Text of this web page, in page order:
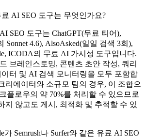
AI SEO 도구는 무엇인가요?
SEO 도구는 ChatGPT(무료 티어),
Sonnet 4.6), AlsoAsked(일일 검색 3회),
ICODA의 무료 AI 가시성 도구입니다.
브레인스토밍, 콘텐츠 초안 작성, 쿼리
터 및 AI 검색 모니터링을 모두 포함합
리에이터와 소규모 팀의 경우, 이 조합으
플로우의 약 70%를 처리할 수 있으므로
지 않고도 게시, 최적화 및 추적할 수 있
가 Semrush나 Surfer와 같은 유료 AI SEO